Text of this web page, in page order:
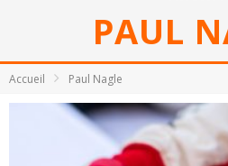
PAUL
Accueil Paul Nagle